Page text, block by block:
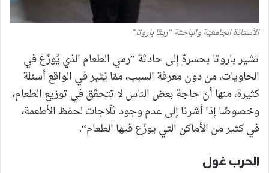
الأستاذة الجامعيّة والباحثة “ريتّا باروتا”
تشير باروتا بحسرة إلى حادثة ”رمي الطعام الذي يُوزّع في
الحاويات، من دون معرفة السبب، ممّا يُثير في الواقع أسئلة
كثيرة، منها أنّ حاجة بعض الناس لا تتحقّق في توزيع الطعام،
وخصوصًا إذا أشرنا إلى عدم وجود ثلّاجات لحفظ الأطعمة،
في كثير من الأماكن التي يوزّع فيها الطعام“.
الحرب غول